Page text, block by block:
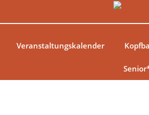
Veranstaltungskalender